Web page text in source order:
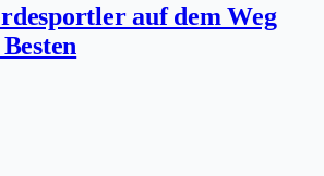
auf dem Weg